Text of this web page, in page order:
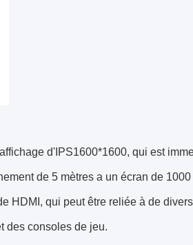
d'IPS1600*1600, qui est
de 5 mètres a un écran de 1000
HDMI, qui peut être reliée à de divers
des consoles de jeu.